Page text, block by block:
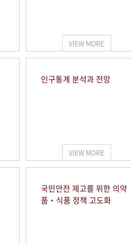
VIEW MORE
인구통계 분석과 전망
VIEW MORE
국민안전 제고를 위한 의약
품‧식품 정책 고도화